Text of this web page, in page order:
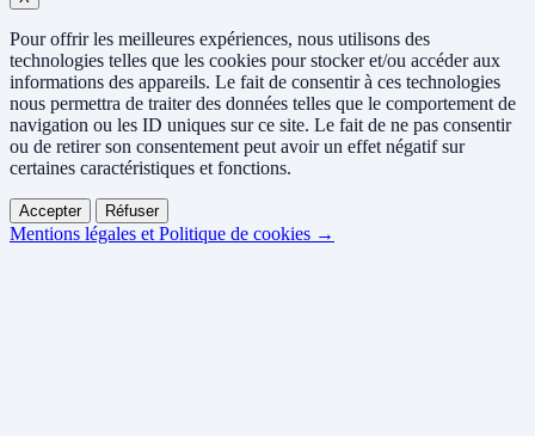
Pour offrir les meilleures expériences, nous utilisons des
technologies telles que les cookies pour stocker et/ou accéder aux
informations des appareils. Le fait de consentir à ces technologies
nous permettra de traiter des données telles que le comportement de
navigation ou les ID uniques sur ce site. Le fait de ne pas consentir
ou de retirer son consentement peut avoir un effet négatif sur
certaines caractéristiques et fonctions.
Accepter Réfuser
Mentions légales et Politique de cookies →